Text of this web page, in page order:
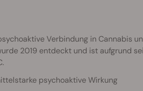
Verbindung in Cannabis
2019 entdeckt und ist aufgrund
psychoaktive Wirkung